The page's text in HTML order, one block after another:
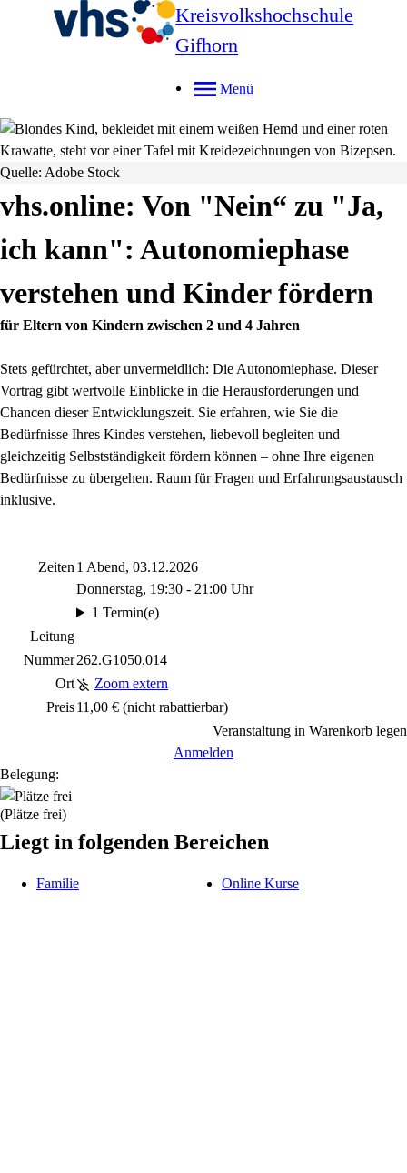
Kreisvolkshochschule
Gifhorn
Menü
Quelle: Adobe Stock
vhs.online: Von "Nein“ zu "Ja,
ich kann": Autonomiephase
verstehen und Kinder fördern
für Eltern von Kindern zwischen 2 und 4 Jahren
Stets gefürchtet, aber unvermeidlich: Die Autonomiephase. Dieser
Vortrag gibt wertvolle Einblicke in die Herausforderungen und
Chancen dieser Entwicklungszeit. Sie erfahren, wie Sie die
Bedürfnisse Ihres Kindes verstehen, liebevoll begleiten und
gleichzeitig Selbstständigkeit fördern können – ohne Ihre eigenen
Bedürfnisse zu übergehen. Raum für Fragen und Erfahrungsaustausch
inklusive.
Zeiten 1 Abend, 03.12.2026
Donnerstag, 19:30 - 21:00 Uhr
1 Termin(e)
Leitung
Nummer262.G1050.014
Ort
Zoom extern
Preis11,00 € (nicht rabattierbar)
Veranstaltung in Warenkorb legen
Anmelden
Belegung:
(Plätze frei)
Liegt in folgenden Bereichen
Familie Online Kurse